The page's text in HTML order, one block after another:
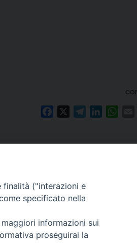
FacebookTelegramLinkedIn
trasparente
finalità ("interazioni e
specificato nella
informazioni sui
proseguirai la